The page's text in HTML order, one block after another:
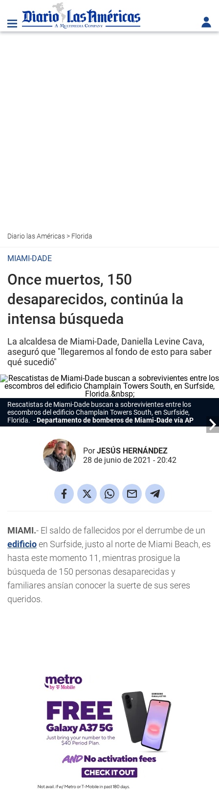
Diario las Américas> Florida
MIAMI-DADE
Once muertos, 150
desaparecidos, continúa la
intensa búsqueda
La alcaldesa de Miami-Dade, Daniella Levine Cava,
aseguró que "llegaremos al fondo de esto para saber
qué sucedió"
Rescatistas de Miami-Dade buscan a sobrevivientes entre los
escombros del edificio Champlain Towers South, en Surfside,
Florida.
Departamento de bomberos de Miami-Dade vía AP
PorJESÚS HERNÁNDEZ
28 de junio de 2021 - 20:42
MIAMI.- El saldo de fallecidos por el derrumbe de un
edificioen Surfside, justo al norte de Miami Beach, es
hasta este momento 11, mientras prosigue la
búsqueda de 150 personas desaparecidas y
familiares ansían conocer la suerte de sus seres
queridos.